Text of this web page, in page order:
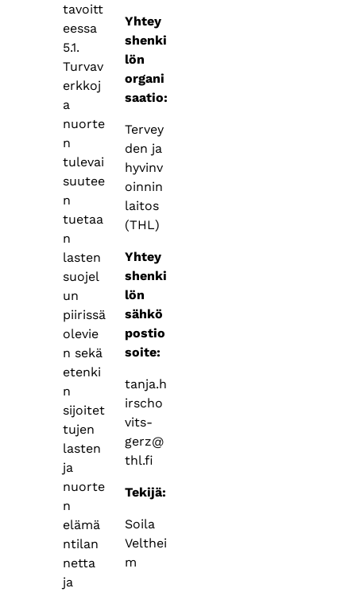
tavoitt
eessa
5.1.
Turvav
erkkoj
a
nuorte
n
tulevai
suutee
n
tuetaa
n
lasten
suojel
un
piirissä
olevie
n sekä
etenki
n
sijoitet
tujen
lasten
ja
nuorte
n
elämä
ntilan
netta
ja
Yhtey
shenki
lön
organi
saatio:
Tervey
den ja
hyvinv
oinnin
laitos
(THL)
Yhtey
shenki
lön
sähkö
postio
soite:
tanja.h
irscho
vits-
gerz@
thl.fi
Tekijä:
Soila
Velthei
m